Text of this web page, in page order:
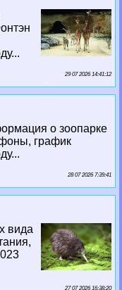
29 07 2026 14:41:12
о зоопарке
график
28 07 2026 7:39:41
вида
27 07 2026 16:38:20